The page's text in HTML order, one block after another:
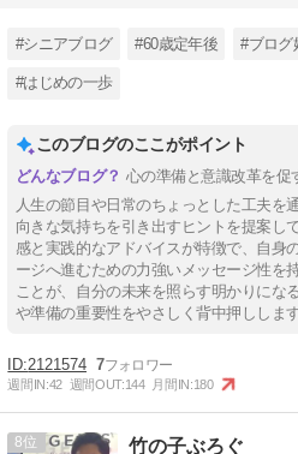
#シニアブログ #60歳定年後 #ブログ
#はじめの一歩
このブログのここがポイント
心の準備と意識改革を促
人生の節目や日常のちょっとした工夫を
向きな気持ちを引き出すヒントを提案し
感と実践的なアドバイスが特徴で、自身
ージへ進むための力強いメッセージ性を
ことが、自分の未来を照らす明かりにな
や準備の重要性をやさしく背中押しします
2121574 7
週間IN:42 週間OUT:144 月間IN:180
8 竹の子ぶろぐ